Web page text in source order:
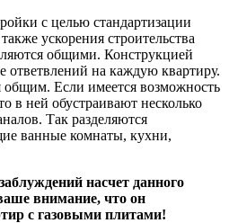
с целью стандартизации
ускорения строительства
общими. Конструкцией
ответвлений на каждую квартиру.
общим. Если имеется возможность
в ней обустраивают несколько
Так разделяются
ванные комнаты, кухни,
насчет данного
внимание, что он
с газовыми плитами!